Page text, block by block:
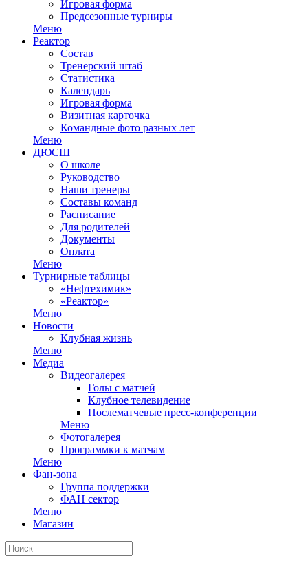
Игровая форма
Предсезонные турниры
Меню
Реактор
Состав
Тренерский штаб
Статистика
Календарь
Игровая форма
Визитная карточка
Командные фото разных лет
Меню
ДЮСШ
О школе
Руководство
Наши тренеры
Составы команд
Расписание
Для родителей
Документы
Оплата
Меню
Турнирные таблицы
«Нефтехимик»
«Реактор»
Меню
Новости
Клубная жизнь
Меню
Медиа
Видеогалерея
Голы с матчей
Клубное телевидение
Послематчевые пресс-конференции
Меню
Фотогалерея
Программки к матчам
Меню
Фан-зона
Группа поддержки
ФАН сектор
Меню
Магазин